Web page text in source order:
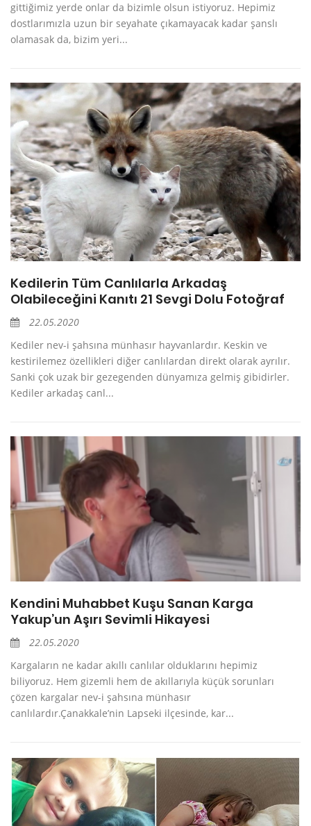
gittiğimiz yerde onlar da bizimle olsun istiyoruz. Hepimiz
dostlarımızla uzun bir seyahate çıkamayacak kadar şanslı
olamasak da, bizim yeri...
Kedilerin Tüm Canlılarla Arkadaş
Olabileceğini Kanıtı 21 Sevgi Dolu Fotoğraf
22.05.2020
Kediler nev-i şahsına münhasır hayvanlardır. Keskin ve
kestirilemez özellikleri diğer canlılardan direkt olarak ayrılır.
Sanki çok uzak bir gezegenden dünyamıza gelmiş gibidirler.
Kediler arkadaş canl...
Kendini Muhabbet Kuşu Sanan Karga
Yakup’un Aşırı Sevimli Hikayesi
22.05.2020
Kargaların ne kadar akıllı canlılar olduklarını hepimiz
biliyoruz. Hem gizemli hem de akıllarıyla küçük sorunları
çözen kargalar nev-i şahsına münhasır
canlılardır.Çanakkale’nin Lapseki ilçesinde, kar...